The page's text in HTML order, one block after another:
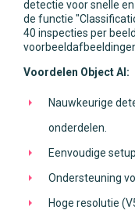
detectie voor snelle
de functie
40 inspecties per
Voordelen Object AI:
Nauwkeurige
onderdelen.
Eenvoudige
Ondersteuning
Hoge resolutie